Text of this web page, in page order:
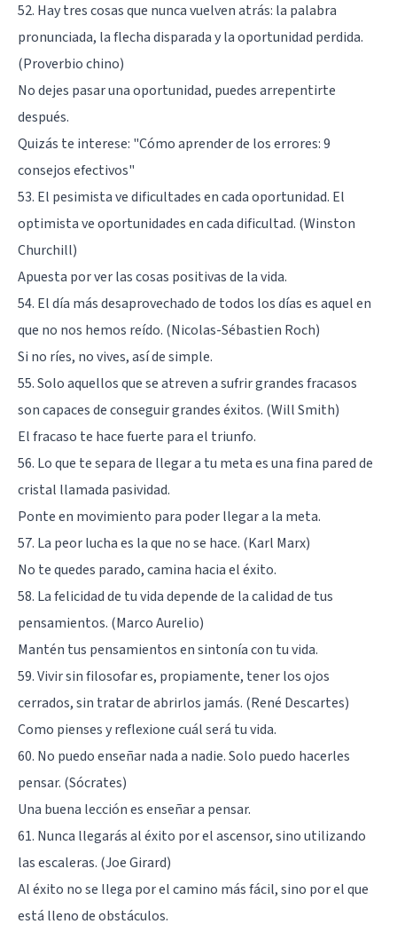
52. Hay tres cosas que nunca vuelven atrás: la palabra
pronunciada, la flecha disparada y la oportunidad perdida.
(Proverbio chino)
No dejes pasar una oportunidad, puedes arrepentirte
después.
Quizás te interese: "Cómo aprender de los errores: 9
consejos efectivos"
53. El pesimista ve dificultades en cada oportunidad. El
optimista ve oportunidades en cada dificultad. (Winston
Churchill)
Apuesta por ver las cosas positivas de la vida.
54. El día más desaprovechado de todos los días es aquel en
que no nos hemos reído. (Nicolas-Sébastien Roch)
Si no ríes, no vives, así de simple.
55. Solo aquellos que se atreven a sufrir grandes fracasos
son capaces de conseguir grandes éxitos. (Will Smith)
El fracaso te hace fuerte para el triunfo.
56. Lo que te separa de llegar a tu meta es una fina pared de
cristal llamada pasividad.
Ponte en movimiento para poder llegar a la meta.
57. La peor lucha es la que no se hace. (Karl Marx)
No te quedes parado, camina hacia el éxito.
58. La felicidad de tu vida depende de la calidad de tus
pensamientos. (Marco Aurelio)
Mantén tus pensamientos en sintonía con tu vida.
59. Vivir sin filosofar es, propiamente, tener los ojos
cerrados, sin tratar de abrirlos jamás. (René Descartes)
Como pienses y reflexione cuál será tu vida.
60. No puedo enseñar nada a nadie. Solo puedo hacerles
pensar. (Sócrates)
Una buena lección es enseñar a pensar.
61. Nunca llegarás al éxito por el ascensor, sino utilizando
las escaleras. (Joe Girard)
Al éxito no se llega por el camino más fácil, sino por el que
está lleno de obstáculos.